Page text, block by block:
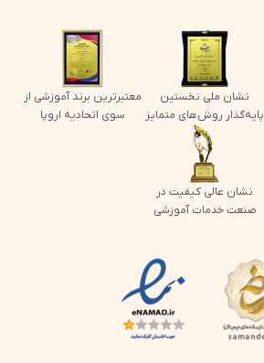
نشان ملی نخستین
پایه‌گذار روش‌های متمایز
معتبرترین برند آموزشی از
سوی اتحادیه اروپا
نشان عالی کیفیت در
صنعت خدمات آموزشی
لوگو اینماد پرش